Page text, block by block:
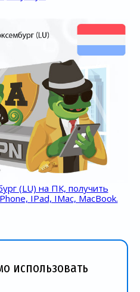
(LU) на ПК, получить
IPad, IMac, MacBook.
использовать